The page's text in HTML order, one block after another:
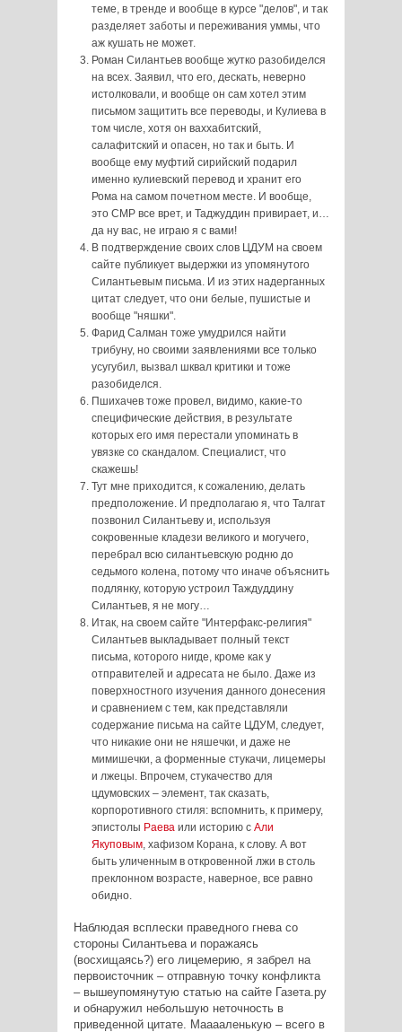
теме, в тренде и вообще в курсе "делов", и так
разделяет заботы и переживания уммы, что
аж кушать не может.
Роман Силантьев вообще жутко разобиделся
на всех. Заявил, что его, дескать, неверно
истолковали, и вообще он сам хотел этим
письмом защитить все переводы, и Кулиева в
том числе, хотя он ваххабитский,
салафитский и опасен, но так и быть. И
вообще ему муфтий сирийский подарил
именно кулиевский перевод и хранит его
Рома на самом почетном месте. И вообще,
это СМР все врет, и Таджуддин привирает, и…
да ну вас, не играю я с вами!
В подтверждение своих слов ЦДУМ на своем
сайте публикует выдержки из упомянутого
Силантьевым письма. И из этих надерганных
цитат следует, что они белые, пушистые и
вообще "няшки".
Фарид Салман тоже умудрился найти
трибуну, но своими заявлениями все только
усугубил, вызвал шквал критики и тоже
разобиделся.
Пшихачев тоже провел, видимо, какие-то
специфические действия, в результате
которых его имя перестали упоминать в
увязке со скандалом. Специалист, что
скажешь!
Тут мне приходится, к сожалению, делать
предположение. И предполагаю я, что Талгат
позвонил Силантьеву и, используя
сокровенные кладези великого и могучего,
перебрал всю силантьевскую родню до
седьмого колена, потому что иначе объяснить
подлянку, которую устроил Таждуддину
Силантьев, я не могу…
Итак, на своем сайте "Интерфакс-религия"
Силантьев выкладывает полный текст
письма, которого нигде, кроме как у
отправителей и адресата не было. Даже из
поверхностного изучения данного донесения
и сравнением с тем, как представляли
содержание письма на сайте ЦДУМ, следует,
что никакие они не няшечки, и даже не
мимишечки, а форменные стукачи, лицемеры
и лжецы. Впрочем, стукачество для
цдумовских – элемент, так сказать,
корпоротивного стиля: вспомнить, к примеру,
эпистолы Раеваили историю с Али
Якуповым, хафизом Корана, к слову. А вот
быть уличенным в откровенной лжи в столь
преклонном возрасте, наверное, все равно
обидно.
Наблюдая всплески праведного гнева со
стороны Силантьева и поражаясь
(восхищаясь?) его лицемерию, я забрел на
первоисточник – отправную точку конфликта
– вышеупомянутую статью на сайте Газета.ру
и обнаружил небольшую неточность в
приведенной цитате. Мааааленькую – всего в